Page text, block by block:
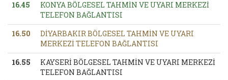
16.45
KONYA BÖLGESEL TAHMİN VE UYARI MERKEZİ
TELEFON BAĞLANTISI
16.50
DİYARBAKIR BÖLGESEL TAHMİN VE UYARI
MERKEZİ TELEFON BAĞLANTISI
16.55
KAYSERİ BÖLGESEL TAHMİN VE UYARI MERKEZİ
TELEFON BAĞLANTISI